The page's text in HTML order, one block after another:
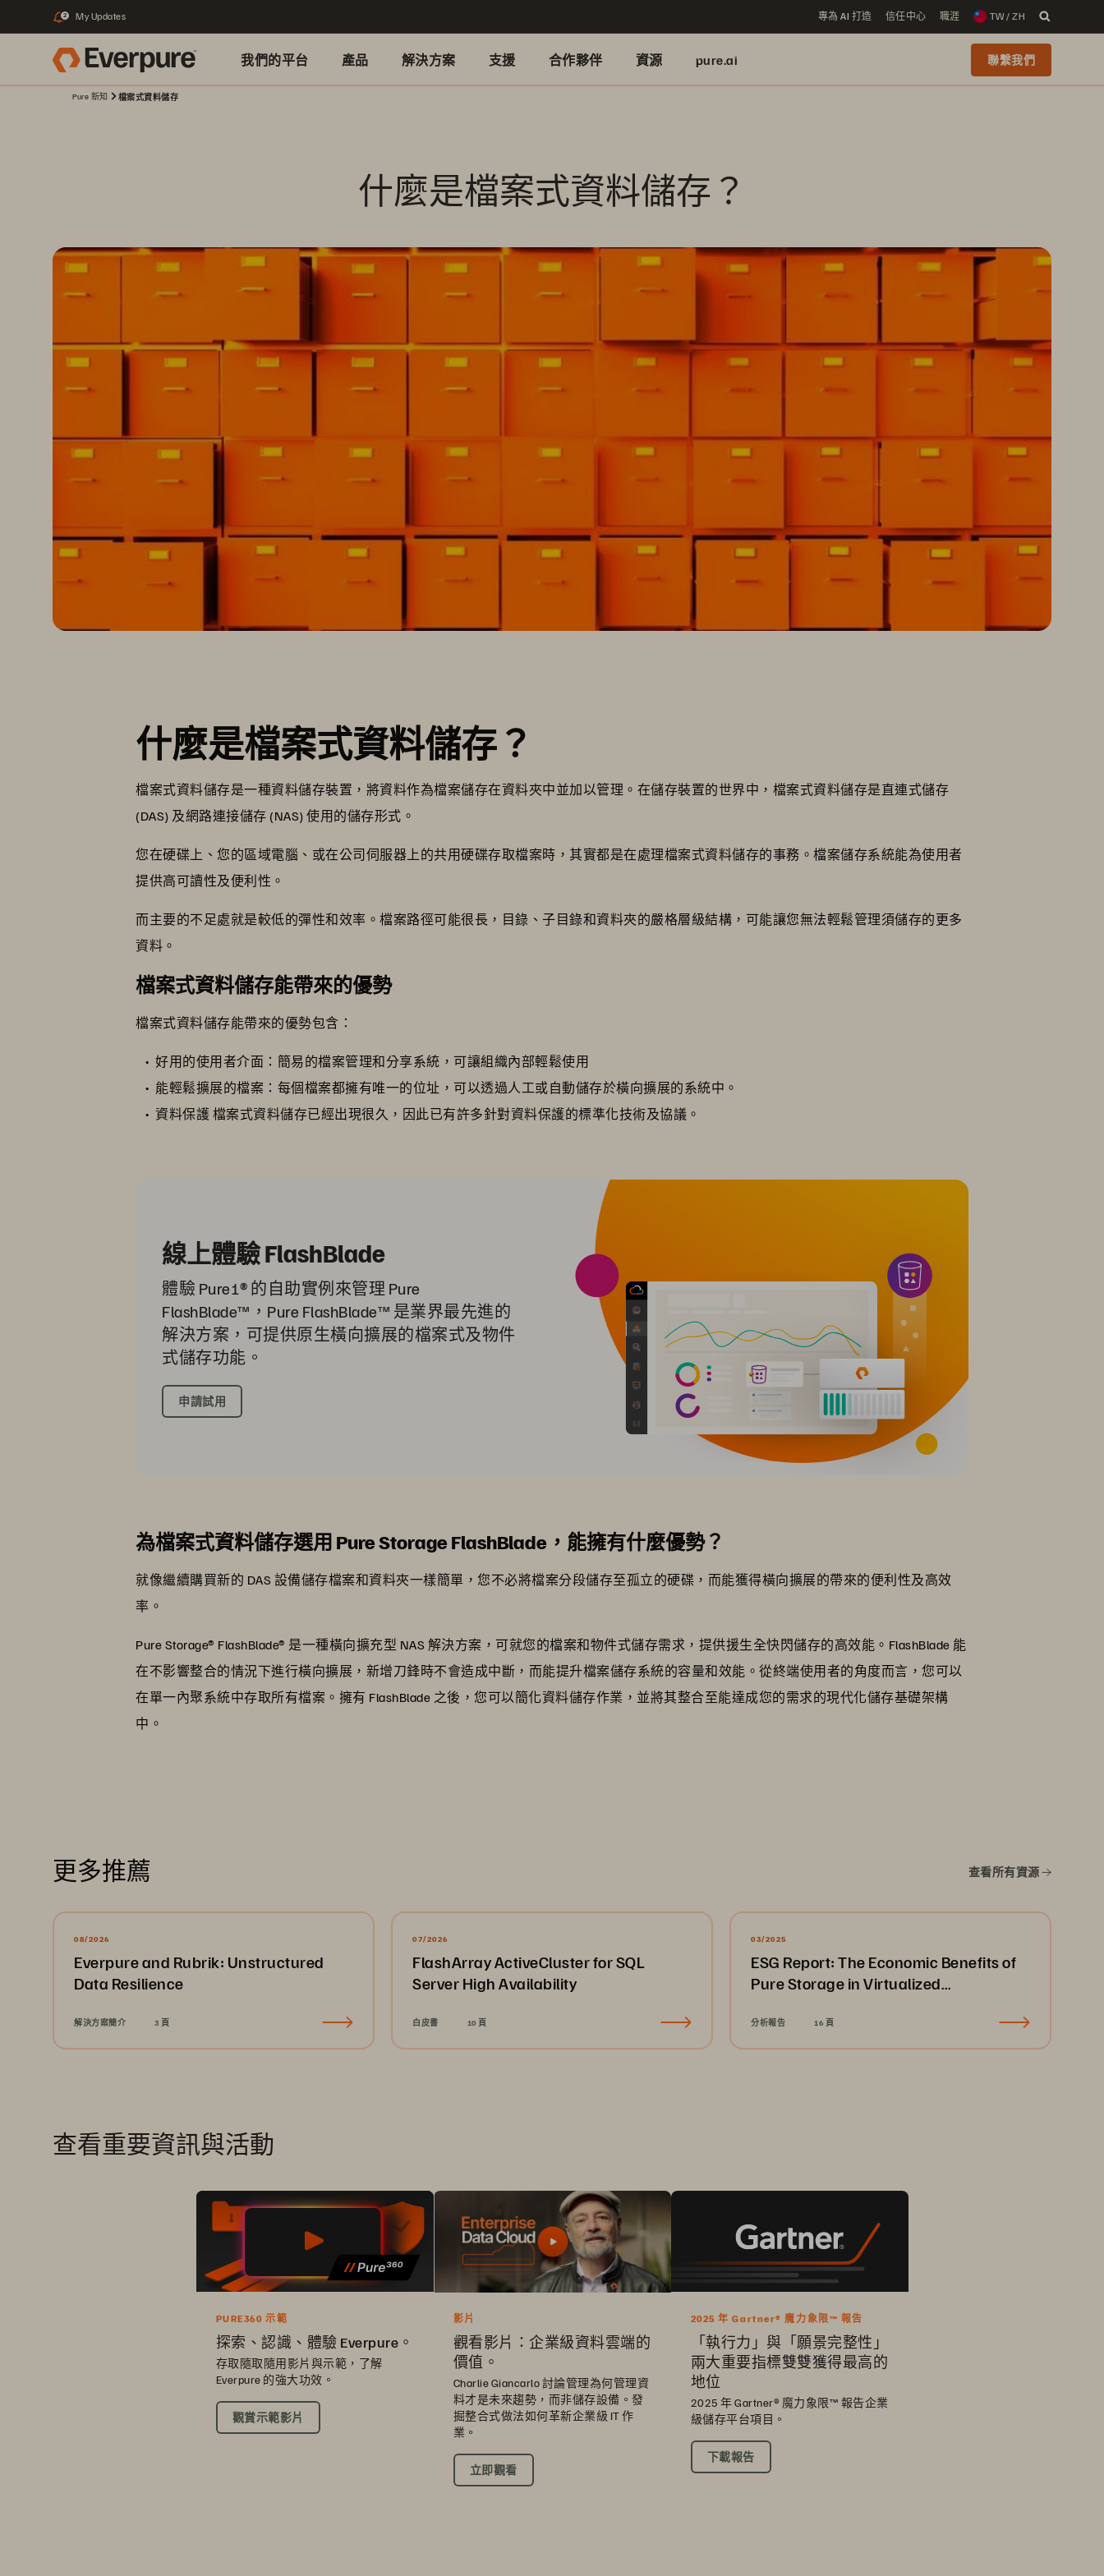
2 My Updates 專為 AI 打造 信任中心 職涯 TW / ZH
我們的平台 產品 解決方案 支援 合作夥伴 資源 pure.ai 聯繫我們
Pure 新知 檔案式資料儲存
什麼是檔案式資料儲存？
什麼是檔案式資料儲存？
檔案式資料儲存是一種資料儲存裝置，將資料作為檔案儲存在資料夾中並加以管理。在儲存裝置的世界中，檔案式資料儲存是直連式儲存
(DAS) 及網路連接儲存 (NAS) 使用的儲存形式。
您在硬碟上、您的區域電腦、或在公司伺服器上的共用硬碟存取檔案時，其實都是在處理檔案式資料儲存的事務。檔案儲存系統能為使用者
提供高可讀性及便利性。
而主要的不足處就是較低的彈性和效率。檔案路徑可能很長，目錄、子目錄和資料夾的嚴格層級結構，可能讓您無法輕鬆管理須儲存的更多
資料。
檔案式資料儲存能帶來的優勢
檔案式資料儲存能帶來的優勢包含：
好用的使用者介面：簡易的檔案管理和分享系統，可讓組織內部輕鬆使用
能輕鬆擴展的檔案：每個檔案都擁有唯一的位址，可以透過人工或自動儲存於橫向擴展的系統中。
資料保護 檔案式資料儲存已經出現很久，因此已有許多針對資料保護的標準化技術及協議。
線上體驗 FlashBlade
體驗 Pure1® 的自助實例來管理 Pure
FlashBlade™，Pure FlashBlade™ 是業界最先進的
解決方案，可提供原生橫向擴展的檔案式及物件
式儲存功能。
申請試用
為檔案式資料儲存選用 Pure Storage FlashBlade，能擁有什麼優勢？
就像繼續購買新的 DAS 設備儲存檔案和資料夾一樣簡單，您不必將檔案分段儲存至孤立的硬碟，而能獲得橫向擴展的帶來的便利性及高效
率。
Pure Storage® FlashBlade® 是一種橫向擴充型 NAS 解決方案，可就您的檔案和物件式儲存需求，提供援生全快閃儲存的高效能。FlashBlade 能
在不影響整合的情況下進行橫向擴展，新增刀鋒時不會造成中斷，而能提升檔案儲存系統的容量和效能。從終端使用者的角度而言，您可以
在單一內聚系統中存取所有檔案。擁有 FlashBlade 之後，您可以簡化資料儲存作業，並將其整合至能達成您的需求的現代化儲存基礎架構
中。
更多推薦 查看所有資源
08/2026
Everpure and Rubrik: Unstructured
Data Resilience
解決方案簡介 3 頁
07/2026
FlashArray ActiveCluster for SQL
Server High Availability
白皮書 10 頁
03/2025
ESG Report: The Economic Benefits of
Pure Storage in Virtualized
分析報告 16 頁
查看重要資訊與活動
PURE360 示範
探索、認識、體驗 Everpure。
存取隨取隨用影片與示範，了解
Everpure 的強大功效。
觀賞示範影片
影片
觀看影片：企業級資料雲端的
價值。
Charlie Giancarlo 討論管理為何管理資
料才是未來趨勢，而非儲存設備。發
掘整合式做法如何革新企業級 IT 作
業。
立即觀看
2025 年 Gartner® 魔力象限™ 報告
「執行力」與「願景完整性」
兩大重要指標雙雙獲得最高的
地位
2025 年 Gartner® 魔力象限™ 報告企業
級儲存平台項目。
下載報告